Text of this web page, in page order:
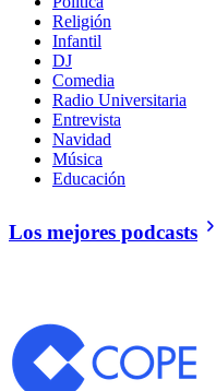
Religión
Infantil
DJ
Comedia
Radio Universitaria
Entrevista
Navidad
Música
Educación
Los mejores podcasts